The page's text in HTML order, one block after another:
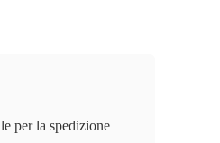
per la spedizione